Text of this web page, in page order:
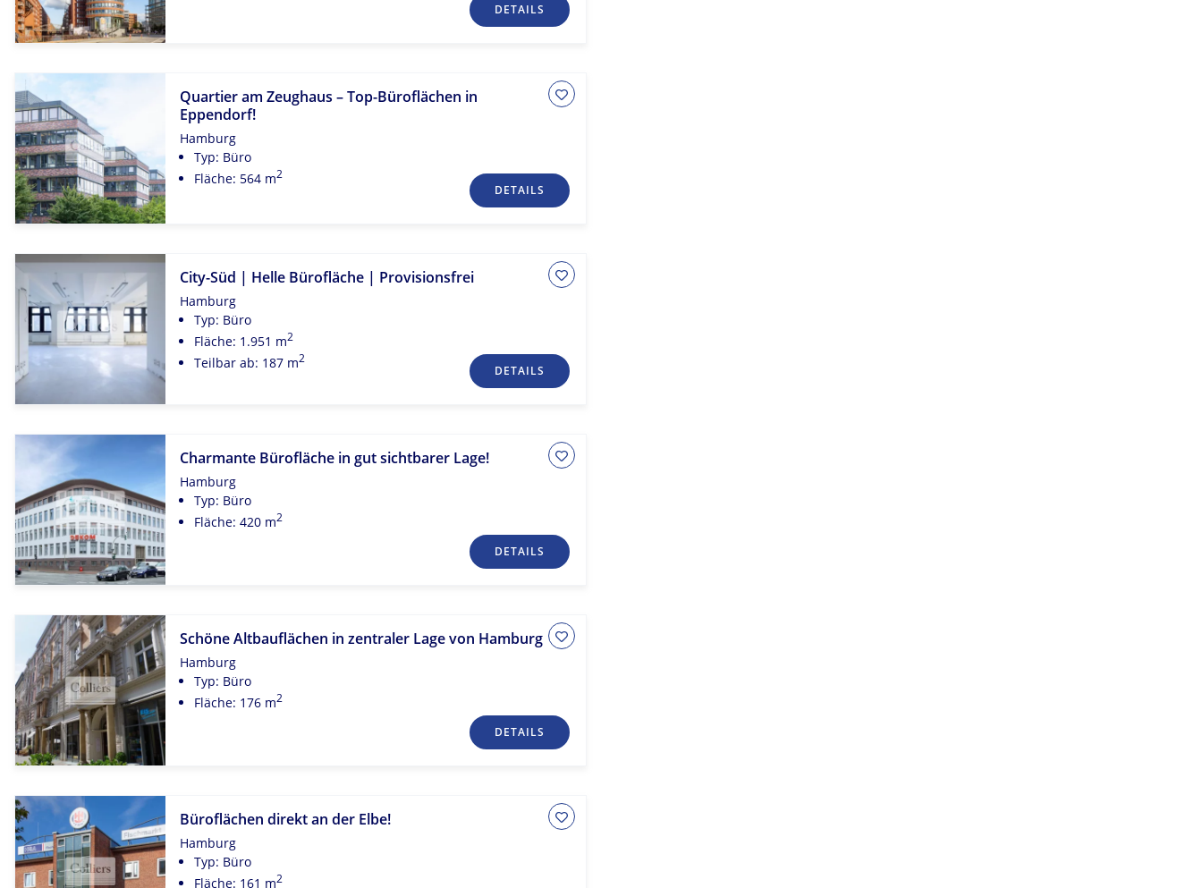
DETAILS
Quartier am Zeughaus – Top-Büroflächen in
Eppendorf!
Hamburg
Typ: Büro
Fläche: 564 m2
DETAILS
City-Süd | Helle Bürofläche | Provisionsfrei
Hamburg
Typ: Büro
Fläche: 1.951 m2
Teilbar ab: 187 m2
DETAILS
Charmante Bürofläche in gut sichtbarer Lage!
Hamburg
Typ: Büro
Fläche: 420 m2
DETAILS
Schöne Altbauflächen in zentraler Lage von Hamburg
Hamburg
Typ: Büro
Fläche: 176 m2
DETAILS
Büroflächen direkt an der Elbe!
Hamburg
Typ: Büro
Fläche: 161 m2